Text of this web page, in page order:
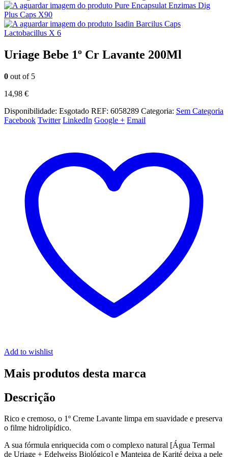
Pure Encapsulat Enzimas Dig
Plus Caps X90
Isadin Barcilus Caps
Lactobacillus X 6
Uriage Bebe 1º Cr Lavante 200Ml
0 out of 5
14,98 €
Disponibilidade: Esgotado REF: 6058289 Categoria: Sem Categoria
Facebook Twitter LinkedIn Google + Email
Add to wishlist
Mais produtos desta marca
Descrição
Rico e cremoso, o 1º Creme Lavante limpa em suavidade e preserva
o filme hidrolipídico.
A sua fórmula enriquecida com o complexo natural [Água Termal
de Uriage + Edelweiss Biológico] e Manteiga de Karité deixa a pele